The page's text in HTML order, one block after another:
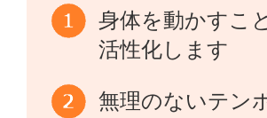
身体を動かすこ
活性化します
無理のないテン